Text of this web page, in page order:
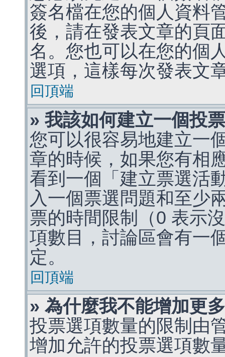
簽名檔在您的個人資料
後，請在發表文章的頁
名。您也可以在您的個
選項，這樣每次發表文
回頂端
» 我該如何建立一個投
您可以很容易地建立一
章的時候，如果您有相
看到一個「建立票選活
入一個票選問題和至少
票的時間限制（0 表示
項數目，討論區會有一
定。
回頂端
» 為什麼我不能增加更
投票選項數量的限制由
增加允許的投票選項數